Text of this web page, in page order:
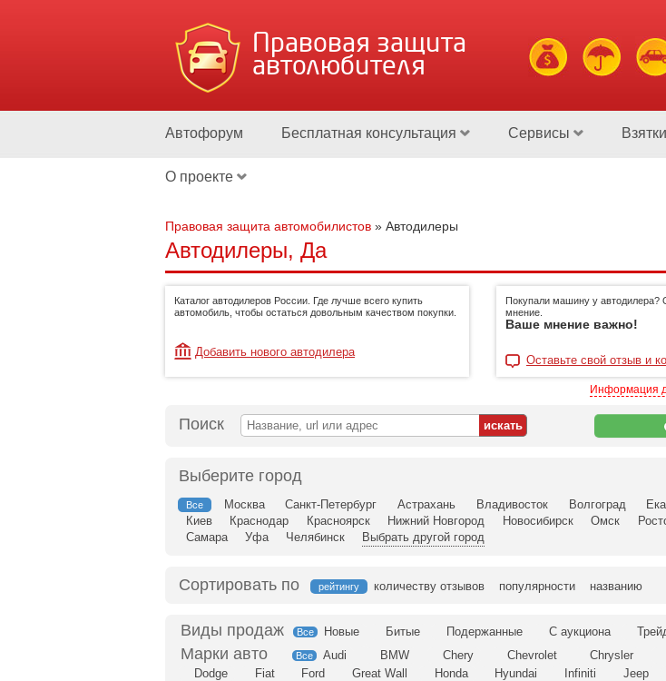
Правовая защита
автолюбителя
Автофорум Бесплатная консультация Сервисы
О проекте
Правовая защита автомобилистов » Автодилеры
Автодилеры, Да
Каталог автодилеров России. Где лучше всего купить
автомобиль, чтобы остаться довольным качеством покупки.
Добавить нового автодилера
Покупали машину у автодилера?
мнение.
Ваше мнение важно!
Оставьте свой отзыв и
Информация
Поиск
Выберите город
Все Москва Санкт-Петербург Астрахань Владивосток Волгоград
Киев
Краснодар Красноярск Нижний Новгород Новосибирск Омск
Самара
Уфа Челябинск Выбрать другой город
Сортировать по рейтингу количеству отзывов популярности названию
Все Новые Битые Подержанные С аукциона
Все Audi BMW Chery Chevrolet Chrysler
Dodge
Fiat Ford Great Wall Honda Hyundai Infiniti Jeep